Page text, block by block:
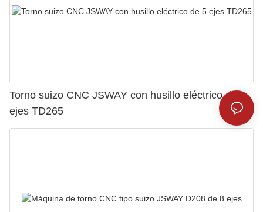
Torno suizo CNC JSWAY con husillo eléctrico de 5
ejes TD265